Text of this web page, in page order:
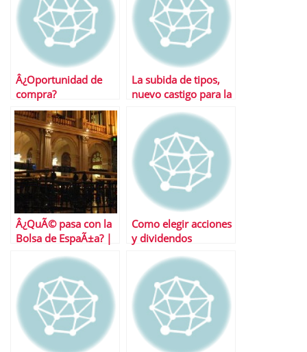
Â¿Oportunidad de
compra?
La subida de tipos,
nuevo castigo para la
Â¿QuÃ© pasa con la
Bolsa de EspaÃ±a? |
Bolsas y Mercados
EspaÃ±oles
Como elegir acciones
y dividendos